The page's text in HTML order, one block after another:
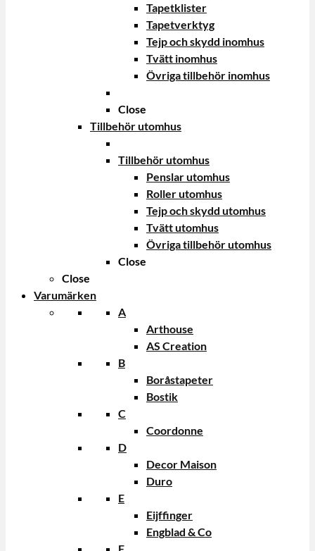
Tapetklister
Tapetverktyg
Tejp och skydd inomhus
Tvätt inomhus
Övriga tillbehör inomhus
Close
Tillbehör utomhus
Tillbehör utomhus
Penslar utomhus
Roller utomhus
Tejp och skydd utomhus
Tvätt utomhus
Övriga tillbehör utomhus
Close
Close
Varumärken
A
Arthouse
AS Creation
B
Boråstapeter
Bostik
C
Coordonne
D
Decor Maison
Duro
E
Eijffinger
Engblad & Co